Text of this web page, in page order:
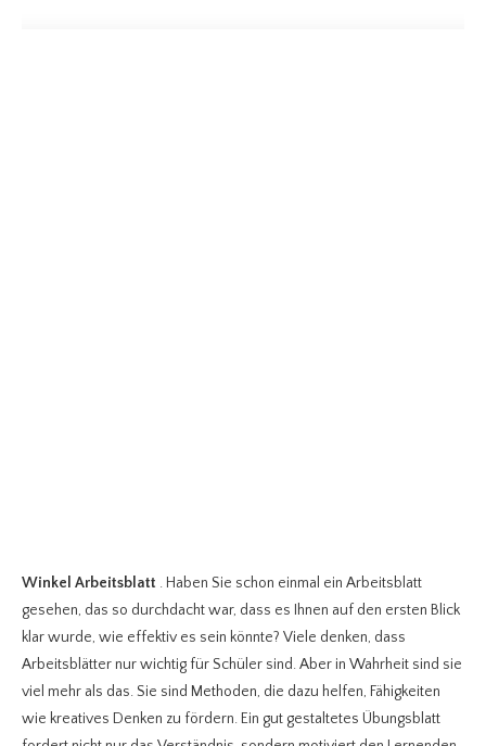
Winkel Arbeitsblatt . Haben Sie schon einmal ein Arbeitsblatt
gesehen, das so durchdacht war, dass es Ihnen auf den ersten Blick
klar wurde, wie effektiv es sein könnte? Viele denken, dass
Arbeitsblätter nur wichtig für Schüler sind. Aber in Wahrheit sind sie
viel mehr als das. Sie sind Methoden, die dazu helfen, Fähigkeiten
wie kreatives Denken zu fördern. Ein gut gestaltetes Übungsblatt